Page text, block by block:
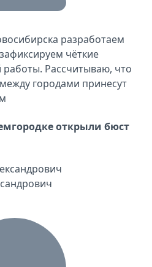
разработаем
чёткие
Рассчитываю, что
городами принесут
открыли бюст